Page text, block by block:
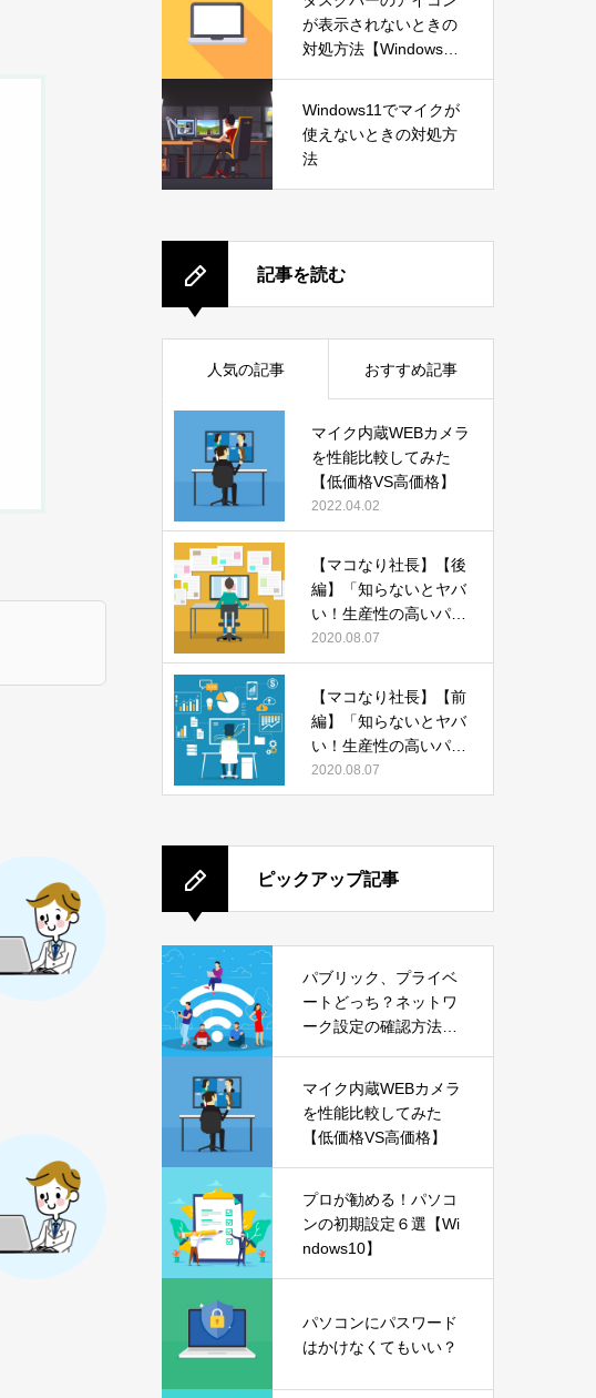
が表示されないときの
対処方法【Windows1
Windows11でマイクが
使えないときの対処方
法
記事を読む
人気の記事 おすすめ記事
マイク内蔵WEBカメラ
を性能比較してみた
【低価格VS高価格】
2022.04.02
【マコなり社長】【後
編】「知らないとヤバ
い！生産性の高いパソ
コンの使い方 13選」
をまとめてみた
2020.08.07
【マコなり社長】【前
編】「知らないとヤバ
い！生産性の高いパソ
コンの使い方 13選」
をまとめてみた
2020.08.07
ピックアップ記事
パブリック、プライベ
ートどっち？ネットワ
ーク設定の確認方法も
マイク内蔵WEBカメラ
を性能比較してみた
【低価格VS高価格】
プロが勧める！パソコ
ンの初期設定６選【Wi
ndows10】
パソコンにパスワード
はかけなくてもいい？